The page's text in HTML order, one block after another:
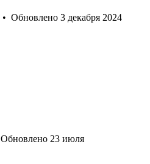
• Обновлено 3 декабря 2024
Обновлено 23 июля